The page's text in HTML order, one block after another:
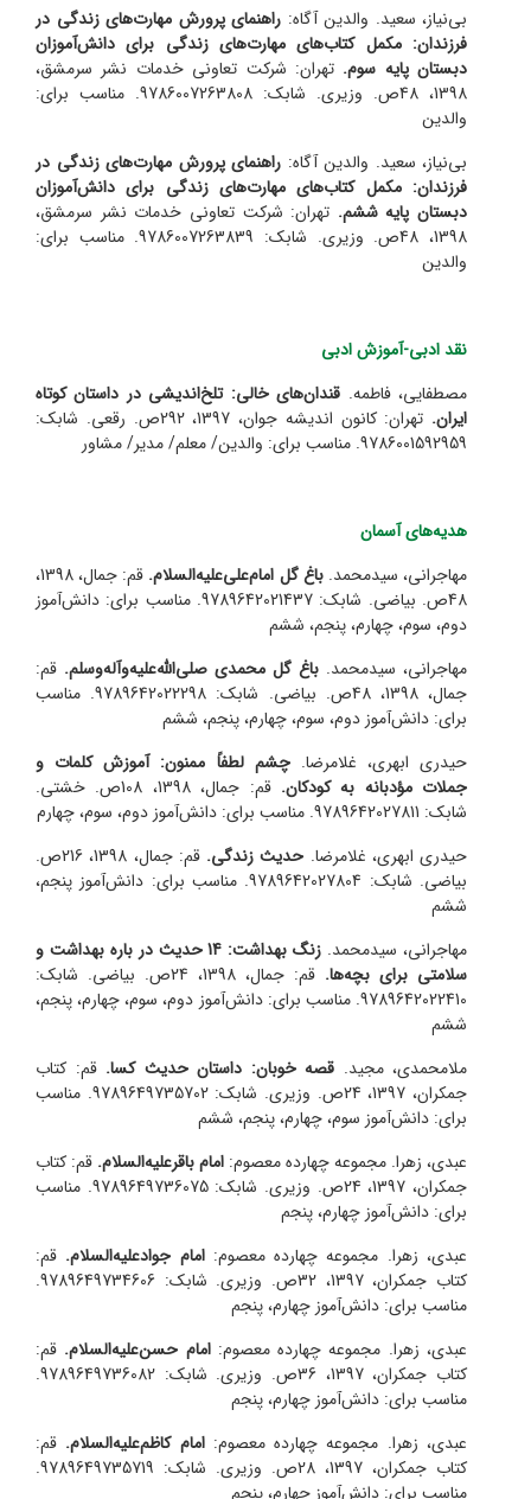
بی‌نیاز، سعید. والدین آگاه: راهنمای پرورش مهارت‌های زندگی در
فرزندان: مکمل کتاب‌های مهارت‌های زندگی برای دانش‌آموزان
دبستان پایه سوم.تهران: شرکت تعاونی خدمات نشر سرمشق،
1398، 48ص. وزیری. شابک: 9786007263808. مناسب برای:
والدین
بی‌نیاز، سعید. والدین آگاه: راهنمای پرورش مهارت‌های زندگی در
فرزندان: مکمل کتاب‌های مهارت‌های زندگی برای دانش‌آموزان
دبستان پایه ششم. تهران: شرکت تعاونی خدمات نشر سرمشق،
1398، 48ص. وزیری. شابک: 9786007263839. مناسب برای:
والدین
نقد ادبی-آموزش ادبی
مصطفایی، فاطمه. قندان‌های خالی: تلخ‌اندیشی در داستان‌ کوتاه
ایران.
تهران: کانون اندیشه جوان، 1397، 292ص. رقعی. شابک:
9786001592959. مناسب برای: والدین/ معلم/ مدیر/ مشاور
هدیه‌های آسمان
مهاجرانی، سید‌محمد.باغ گل امام‌علی‌علیه‌السلام.
قم: جمال، 1398،
48ص. بیاضی. شابک: 9789642021437. مناسب برای: دانش‌آموز
دوم، سوم، چهارم، پنجم، ششم
مهاجرانی، سید‌محمد. باغ گل محمدی صلی‌الله‌علیه‌و‌آله‌وسلم. قم:
جمال، 1398، 48ص. بیاضی. شابک: 9789642022298. مناسب
برای: دانش‌آموز دوم، سوم، چهارم، پنجم، ششم
حیدری ابهری، غلامرضا.چشم لطفاً ممنون: آموزش کلمات و
جملات مؤدبانه به کودکان.
قم: جمال، 1398، 108ص. خشتی.
شابک: 9789642027811. مناسب برای: دانش‌آموز دوم، سوم، چهارم
حیدری ابهری، غلامرضا. حدیث زندگی.
قم: جمال، 1398، 216ص.
بیاضی. شابک: 9789642027804. مناسب برای: دانش‌آموز پنجم،
ششم
مهاجرانی، سید‌محمد.
زنگ بهداشت: 14 حدیث در باره بهداشت و
سلامتی برای بچه‌ها.
قم: جمال، 1398، 24ص. بیاضی. شابک:
9789642022410. مناسب برای: دانش‌آموز دوم، سوم، چهارم، پنجم،
ششم
ملامحمدی، مجید. قصه‌ خوبان: داستان حدیث کسا. قم: کتاب
جمکران، 1397، 24ص. وزیری. شابک: 9789649735702. مناسب
برای: دانش‌آموز سوم، چهارم، پنجم، ششم
عبدی، زهرا. مجموعه چهارده معصوم: امام باقرعلیه‌السلام. قم: کتاب
جمکران، 1397، 24ص. وزیری. شابک: 9789649736075. مناسب
برای: دانش‌آموز چهارم، پنجم
عبدی، زهرا. مجموعه چهارده معصوم:امام جوادعلیه‌السلام. قم:
کتاب جمکران، 1397، 32ص. وزیری. شابک: 9789649734606.
مناسب برای: دانش‌آموز چهارم، پنجم
عبدی، زهرا. مجموعه چهارده معصوم:امام‌‌ حسن‌علیه‌السلام. قم:
کتاب جمکران، 1397، 36ص. وزیری. شابک: 9789649736082.
مناسب برای: دانش‌آموز چهارم، پنجم
عبدی، زهرا. مجموعه چهارده معصوم:امام کاظم‌علیه‌السلام. قم:
کتاب جمکران، 1397، 28ص. وزیری. شابک: 9789649735719.
مناسب برای: دانش‌آموز چهارم، پنجم